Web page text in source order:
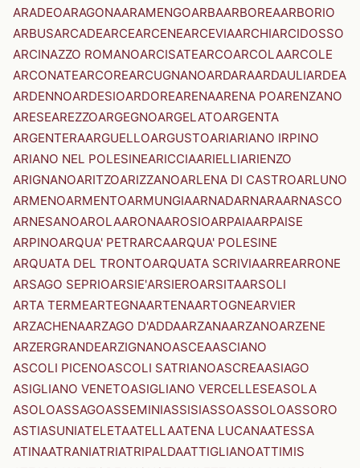
ARADEOARAGONAARAMENGOARBAARBOREAARBORIO
ARBUSARCADEARCEARCENEARCEVIAARCHIARCIDOSSO
ARCINAZZO ROMANOARCISATEARCOARCOLAARCOLE
ARCONATEARCOREARCUGNANOARDARAARDAULIARDEA
ARDENNOARDESIOARDOREARENAARENA POARENZANO
ARESEAREZZOARGEGNOARGELATOARGENTA
ARGENTERAARGUELLOARGUSTOARIARIANO IRPINO
ARIANO NEL POLESINEARICCIAARIELLIARIENZO
ARIGNANOARITZOARIZZANOARLENA DI CASTROARLUNO
ARMENOARMENTOARMUNGIAARNADARNARAARNASCO
ARNESANOAROLAARONAAROSIOARPAIAARPAISE
ARPINOARQUA' PETRARCAARQUA' POLESINE
ARQUATA DEL TRONTOARQUATA SCRIVIAARREARRONE
ARSAGO SEPRIOARSIE'ARSIEROARSITAARSOLI
ARTA TERMEARTEGNAARTENAARTOGNEARVIER
ARZACHENAARZAGO D'ADDAARZANAARZANOARZENE
ARZERGRANDEARZIGNANOASCEAASCIANO
ASCOLI PICENOASCOLI SATRIANOASCREAASIAGO
ASIGLIANO VENETOASIGLIANO VERCELLESEASOLA
ASOLOASSAGOASSEMINIASSISIASSOASSOLOASSORO
ASTIASUNIATELETAATELLAATENA LUCANAATESSA
ATINAATRANIATRIATRIPALDAATTIGLIANOATTIMIS